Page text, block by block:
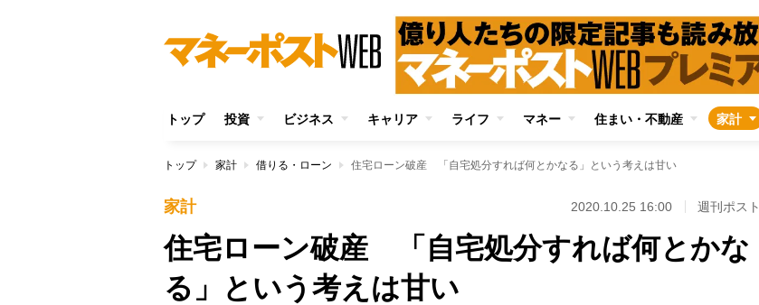
トップ 投資 ビジネス キャリア ライフ マネー 住まい・不動産 家計
トップ 家計 借りる・ローン 住宅ローン破産 「自宅処分すれば何とかなる」という考えは甘い
家計 2020.10.25 16:00 週刊ポスト
住宅ローン破産 「自宅処分すれば何とかな
る」という考えは甘い